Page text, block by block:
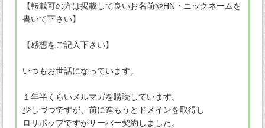
【転載可の方は掲載して良いお名前やHN・ニックネームを
書いて下さい】
【感想をご記入下さい】
いつもお世話になっています。
１年半くらいメルマガを購読しています。
少しづつですが、前に進もうとドメインを取得し
ロリポップですがサーバー契約しました。